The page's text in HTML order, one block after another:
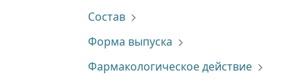
Состав
Форма выпуска
Фармакологическое действие